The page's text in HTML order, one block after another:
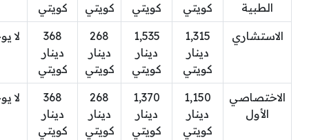
الطبية
كويتي
كويتي
كويتي
كويتي
الاستشاري
1,315
دينار
كويتي
1,535
دينار
كويتي
268
دينار
كويتي
368
دينار
كويتي
لا
الاختصاصي
الأول
1,150
دينار
كويتي
1,370
دينار
كويتي
268
دينار
كويتي
368
دينار
كويتي
لا